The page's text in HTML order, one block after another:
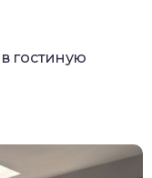
гостиную